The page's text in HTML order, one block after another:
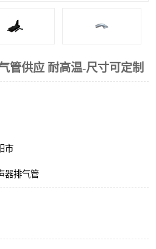
管供应 耐高温-尺寸可定制
市
器排气管